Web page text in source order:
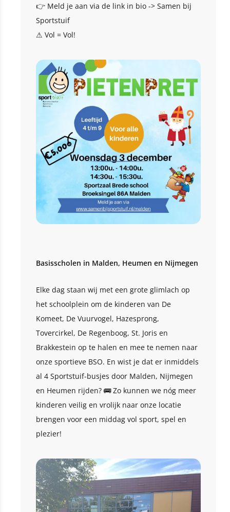
👉 Meld je aan via de link in bio -> Samen bij
Sportstuif
⚠ Vol = Vol!
Basisscholen in Malden, Heumen en Nijmegen
Elke dag staan wij met een grote glimlach op
het schoolplein om de kinderen van De
Komeet, De Vuurvogel, Hazesprong,
Tovercirkel, De Regenboog, St. Joris en
Brakkestein op te halen en mee te nemen naar
onze sportieve BSO. En wist je dat er inmiddels
al 4 Sportstuif-busjes door Malden, Nijmegen
en Heumen rijden? 🚌 Zo kunnen we nóg meer
kinderen veilig en vrolijk naar onze locatie
brengen voor een middag vol sport, spel en
plezier!